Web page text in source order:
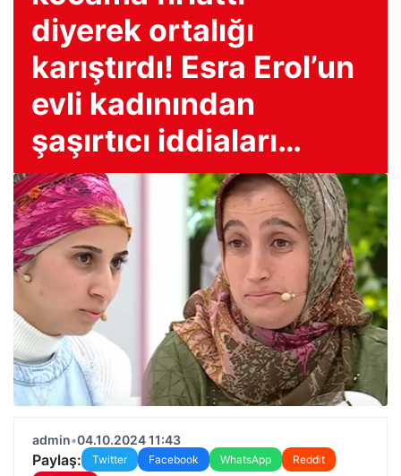
diyerek ortalığı
karıştırdı! Esra Erol’un
evli kadınından
şaşırtıcı iddiaları…
admin•04.10.2024 11:43
Paylaş: Twitter Facebook WhatsApp
Reddit